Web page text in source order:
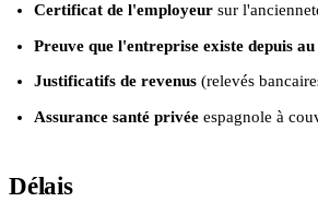
Certificat de l'employeursur
Preuve que l'entreprise existe depuis
Justificatifs de revenus(relevés
Assurance santé privéeespagnole à
Délais